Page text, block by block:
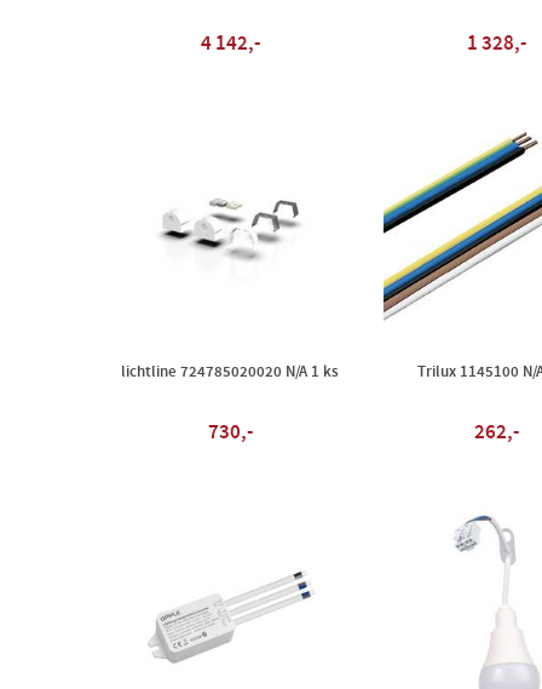
4 142,- 1 328,-
lichtline 724785020020 N/A 1 ks
730,-
Trilux 1145100 N/
262,-